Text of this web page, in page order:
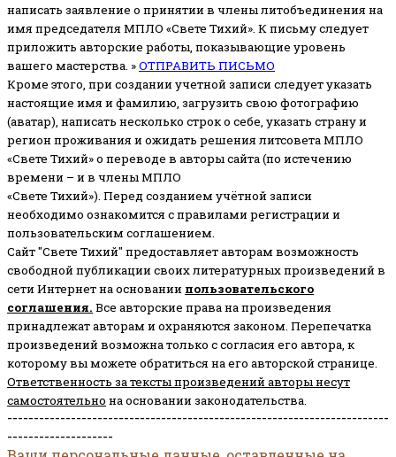
написать заявление о принятии в члены литобъединения на
имя председателя МПЛО «Свете Тихий». К письму следует
приложить авторские работы, показывающие уровень
вашего мастерства. »ОТПРАВИТЬ ПИСЬМО
Кроме этого, при создании учетной записи следует указать
настоящие имя и фамилию, загрузить свою фотографию
(аватар), написать несколько строк о себе, указать страну и
регион проживания и ожидать решения литсовета МПЛО
«Свете Тихий» о переводе в авторы сайта (по истечению
времени – и в члены МПЛО
«Свете Тихий»). Перед созданием учётной записи
необходимо ознакомится с правилами регистрации и
пользовательским соглашением.
Сайт "Свете Тихий" предоставляет авторам возможность
свободной публикации своих литературных произведений в
сети Интернет на основании пользовательского
соглашения. Все авторские права на произведения
принадлежат авторам и охраняются законом. Перепечатка
произведений возможна только с согласия его автора, к
которому вы можете обратиться на его авторской странице.
Ответственность за тексты произведений авторы несут
самостоятельно на основании законодательства.
------------------------------------------------------------------------
--------------------